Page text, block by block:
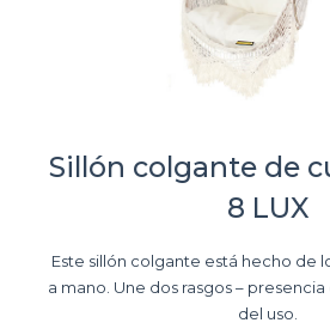
Sillón colgante de
8 LUX
Este sillón colgante está hecho de
a mano. Une dos rasgos –
del uso.